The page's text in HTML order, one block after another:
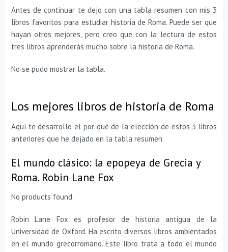
Antes de continuar te dejo con una tabla resumen con mis 3
libros favoritos para estudiar historia de Roma. Puede ser que
hayan otros mejores, pero creo que con la lectura de estos
tres libros aprenderás mucho sobre la historia de Roma.
No se pudo mostrar la tabla.
Los mejores libros de historia de Roma
Aquí te desarrollo el por qué de la elección de estos 3 libros
anteriores que he dejado en la tabla resumen.
El mundo clásico: la epopeya de Grecia y
Roma. Robin Lane Fox
No products found.
Robin Lane Fox es profesor de historia antigua de la
Universidad de Oxford. Ha escrito diversos libros ambientados
en el mundo grecorromano. Este libro trata a todo el mundo